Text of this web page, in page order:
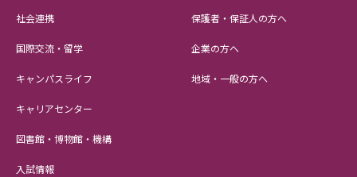
社会連携
国際交流・留学
キャンパスライフ
キャリアセンター
図書館・博物館・機構
入試情報
保護者・保証人の方へ
企業の方へ
地域・一般の方へ